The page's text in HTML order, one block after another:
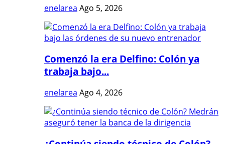
enelarea Ago 5, 2026
Comenzó la era Delfino: Colón ya
trabaja bajo...
enelarea Ago 4, 2026